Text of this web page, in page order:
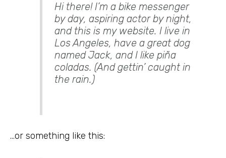
Hi there! I’m a bike messenger
by day, aspiring actor by night,
and this is my website. I live in
Los Angeles, have a great dog
named Jack, and I like piña
coladas. (And gettin’ caught in
the rain.)
…or something like this: